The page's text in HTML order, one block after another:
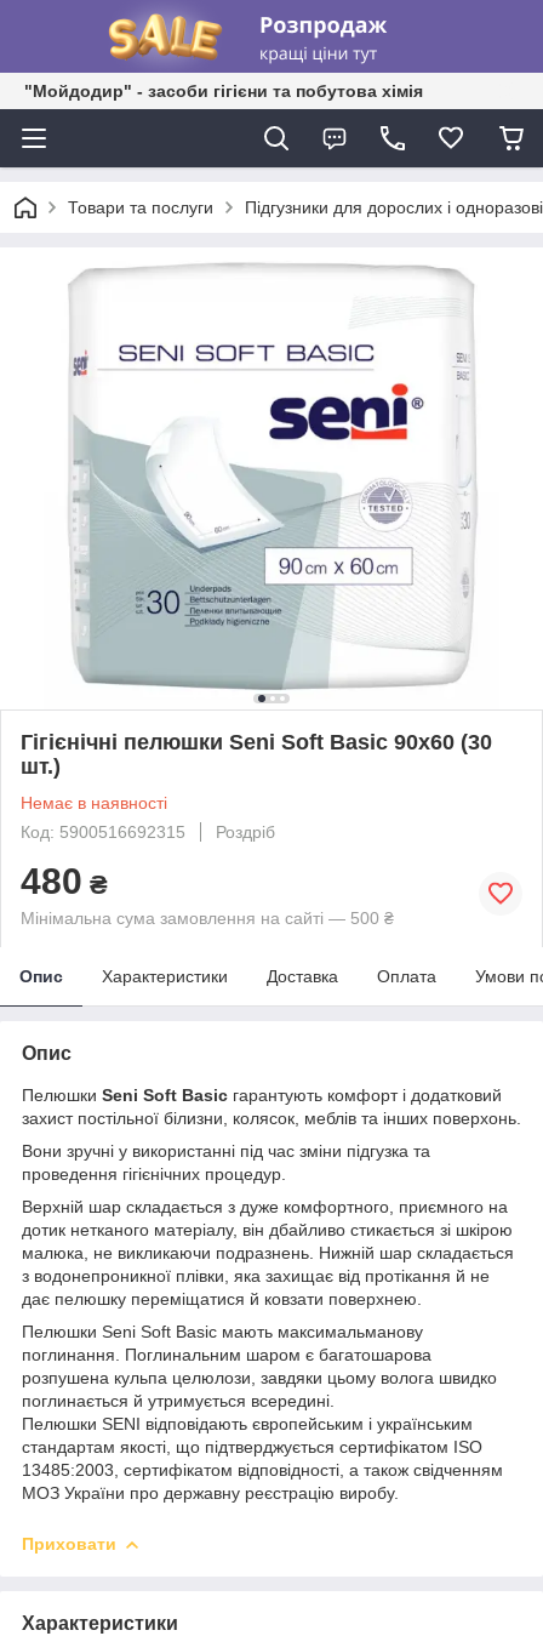
"Мойдодир" - засоби гігієни та побутова хімія
Товари та послуги Підгузники для дорослих і
Гігієнічні пелюшки Seni Soft Basic 90x60 (30
шт.)
Немає в наявності
Код: 5900516692315
Роздріб
480 ₴
Мінімальна сума замовлення на сайті — 500 ₴
Опис Характеристики Доставка Оплата Умови
Опис
Пелюшки Seni Soft Basic гарантують комфорт і додатковий
захист постільної білизни, колясок, меблів та інших поверхонь.
Вони зручні у використанні під час зміни підгузка та
проведення гігієнічних процедур.
Верхній шар складається з дуже комфортного, приємного на
дотик нетканого матеріалу, він дбайливо стикається зі шкірою
малюка, не викликаючи подразнень. Нижній шар складається
з водонепроникної плівки, яка захищає від протікання й не
дає пелюшку переміщатися й ковзати поверхнею.
Пелюшки Seni Soft Basic мають максимальманову
поглинання. Поглинальним шаром є багатошарова
розпушена кульпа целюлози, завдяки цьому волога швидко
поглинається й утримується всередині.
Пелюшки SENI відповідають європейським і українським
стандартам якості, що підтверджується сертифікатом ISO
13485:2003, сертифікатом відповідності, а також свідченням
МОЗ України про державну реєстрацію виробу.
Приховати
Характеристики